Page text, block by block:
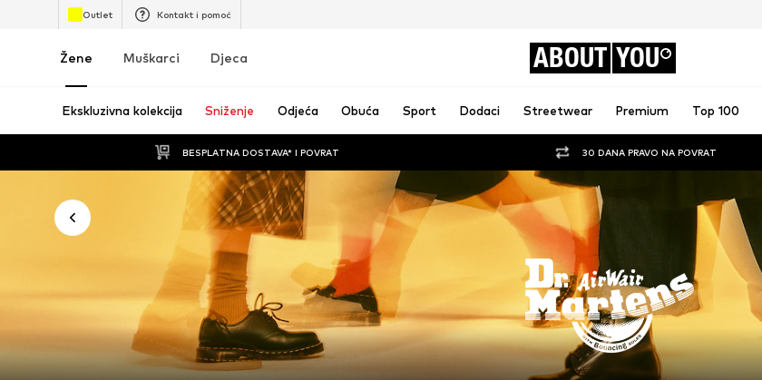
Outlet Kontakt i pomoć
Žene Muškarci Djeca ABOUT YOU
Ekskluzivna kolekcija Sniženje Odjeća Obuća Sport Dodaci Streetwear Premium Top 100
BESPLATNA DOSTAVA* I POVRAT 30 DANA PRAVO NA POVRAT